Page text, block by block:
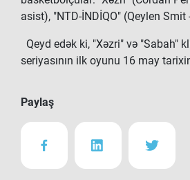
asist), "NTD-İNDİQO" (Qeylen
Qeyd edək ki, "Xəzri" və "Sabah"
seriyasının ilk oyunu 16 may
Paylaş